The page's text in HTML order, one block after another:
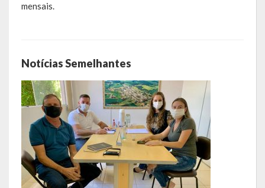
Regulamentos
Editais
Planos
Concursos
Termos de Compromisso
mensais.
Notícias Semelhantes